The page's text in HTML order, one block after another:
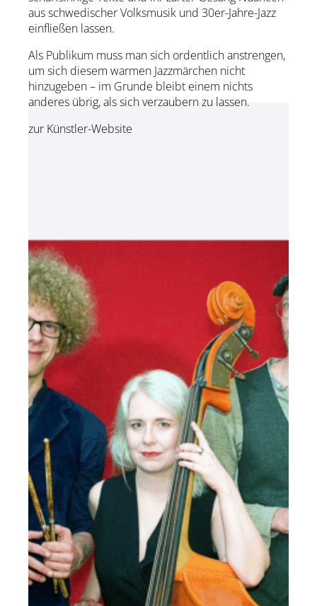
aus schwedischer Volksmusik und 30er-Jahre-Jazz
einfließen lassen.
Als Publikum muss man sich ordentlich anstrengen,
um sich diesem warmen Jazzmärchen nicht
hinzugeben – im Grunde bleibt einem nichts
anderes übrig, als sich verzaubern zu lassen.
zur Künstler-Website